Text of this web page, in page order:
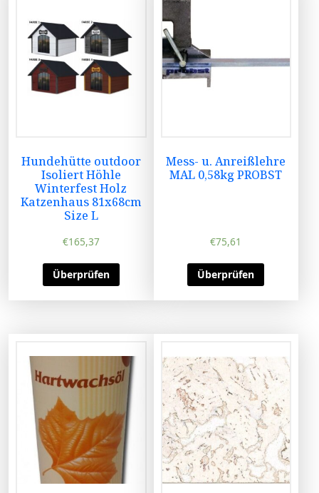
Hundehütte outdoor
Isoliert Höhle
Winterfest Holz
Katzenhaus 81x68cm
Size L
€165,37
Überprüfen
Mess- u. Anreißlehre
MAL 0,58kg PROBST
€75,61
Überprüfen